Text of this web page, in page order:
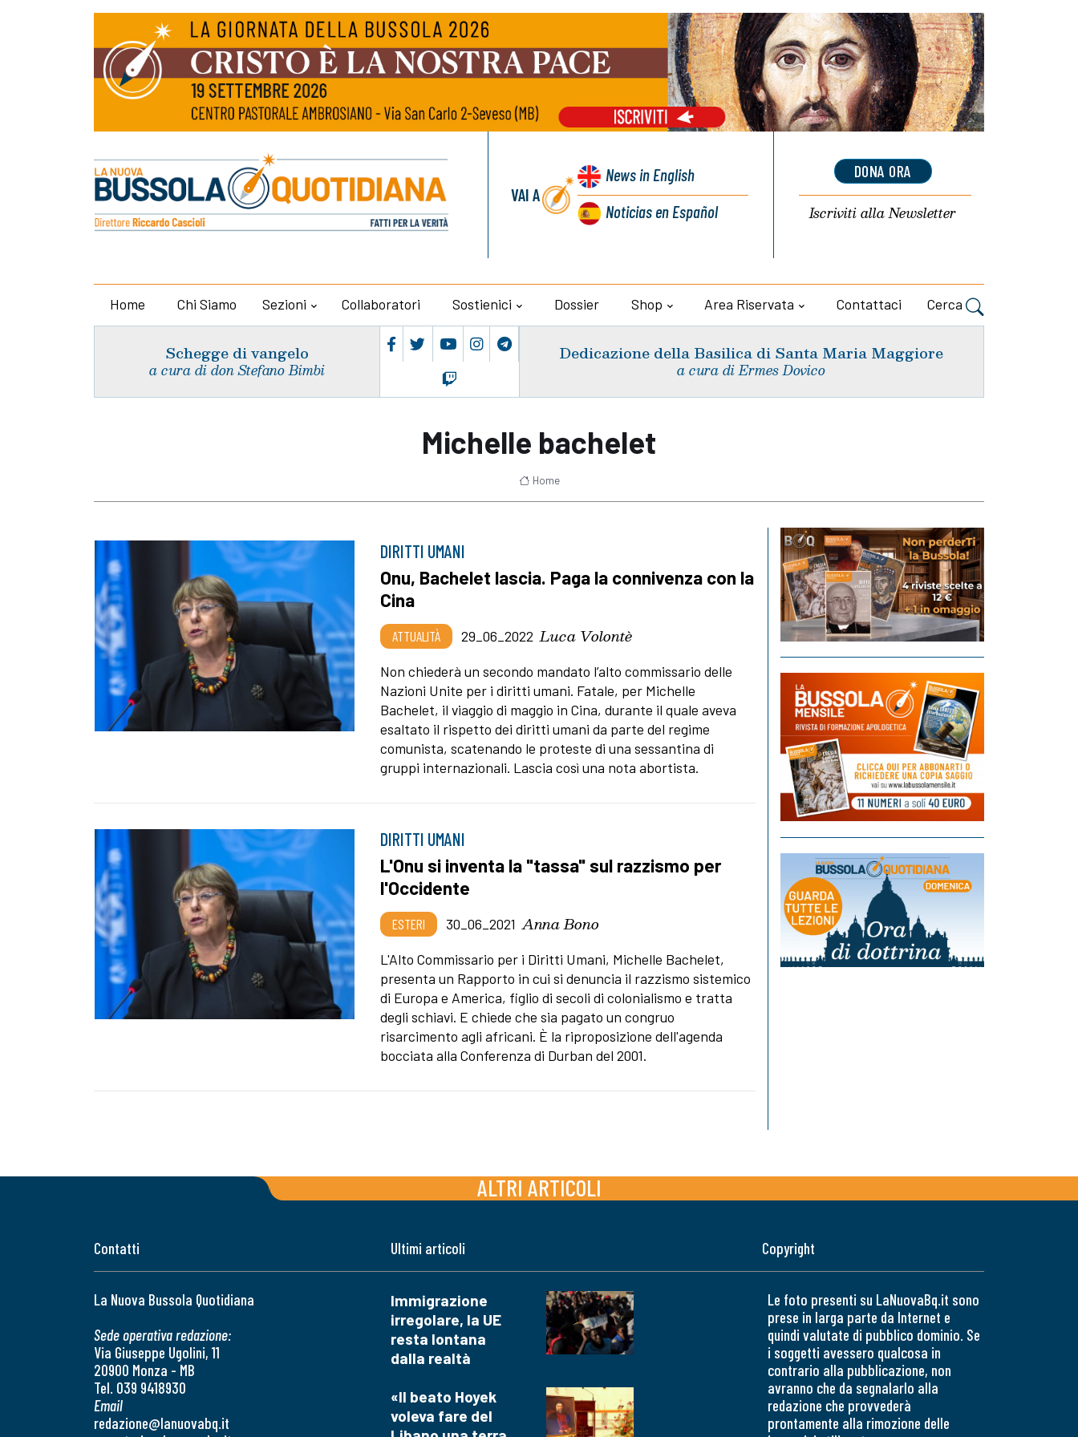
VAI A
Newsin English
Noticiasen Español
DONA ORA
Iscriviti allaNewsletter
Home Chi Siamo Sezioni Collaboratori Sostienici Dossier Shop Area Riservata Contattaci Cerca
Schegge di vangelo
a cura di don Stefano Bimbi
Dedicazione della Basilica di Santa Maria Maggiore
a cura di Ermes Dovico
Michelle bachelet
Home
DIRITTI UMANI
Onu, Bachelet lascia. Paga la connivenza con la
Cina
ATTUALITÀ 29_06_2022 Luca Volontè
Non chiederà un secondo mandato l’alto commissario delle
Nazioni Unite per i diritti umani. Fatale, per Michelle
Bachelet, il viaggio di maggio in Cina, durante il quale aveva
esaltato il rispetto dei diritti umani da parte del regime
comunista, scatenando le proteste di una sessantina di
gruppi internazionali. Lascia così una nota abortista.
DIRITTI UMANI
L'Onu si inventa la "tassa" sul razzismo per
l'Occidente
ESTERI 30_06_2021 Anna Bono
L'Alto Commissario per i Diritti Umani, Michelle Bachelet,
presenta un Rapporto in cui si denuncia il razzismo sistemico
di Europa e America, figlio di secoli di colonialismo e tratta
degli schiavi. E chiede che sia pagato un congruo
risarcimento agli africani. È la riproposizione dell'agenda
bocciata alla Conferenza di Durban del 2001.
ALTRI ARTICOLI
Contatti
La Nuova Bussola Quotidiana
Sede operativa redazione:
Via Giuseppe Ugolini, 11
20900 Monza - MB
Tel. 039 9418930
Email
redazione@lanuovabq.it
Ultimi articoli
Immigrazione
irregolare, la UE
resta lontana
dalla realtà
«Il beato Hoyek
voleva fare del
Copyright
Le foto presenti su LaNuovaBq.it sono
prese in larga parte da Internet e
quindi valutate di pubblico dominio. Se
i soggetti avessero qualcosa in
contrario alla pubblicazione, non
avranno che da segnalarlo alla
redazione che provvederà
prontamente alla rimozione delle